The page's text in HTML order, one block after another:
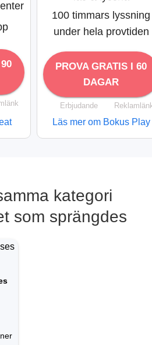
100 timmars lyssning
under hela provtiden
PROVA GRATIS I 60
DAGAR
Erbjudande
Läs mer om Bokus Play
kategori
som sprängdes